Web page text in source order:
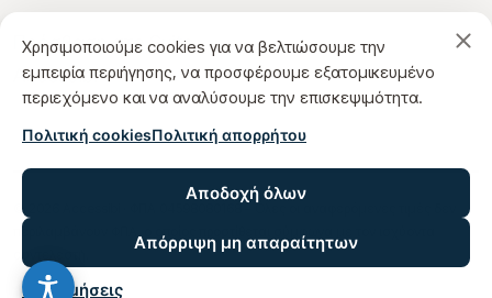
Χρησιμοποιούμε cookies για να βελτιώσουμε την
εμπειρία περιήγησης, να προσφέρουμε εξατομικευμένο
περιεχόμενο και να αναλύσουμε την επισκεψιμότητα.
Πολιτική cookiesΠολιτική απορρήτου
Αποδοχή όλων
Απόρριψη μη απαραίτητων
Προτιμήσεις
Πρόσβαση στο Suite
Accessibi
© 2026 Accessibi · ΦΠΑ 04598080168 – Όλες οι αναφερόμενες τιμές δεν